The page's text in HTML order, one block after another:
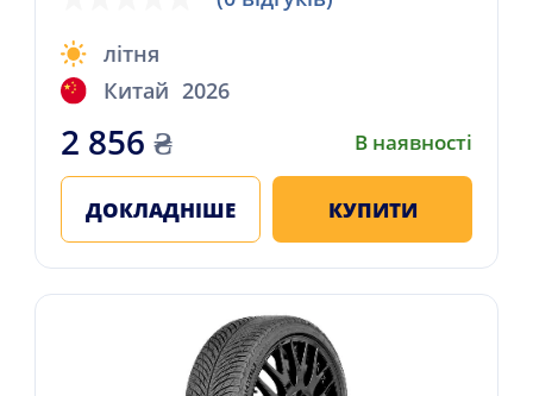
літня
Китай 2026
2 856 ₴ В наявності
ДОКЛАДНІШЕ КУПИТИ